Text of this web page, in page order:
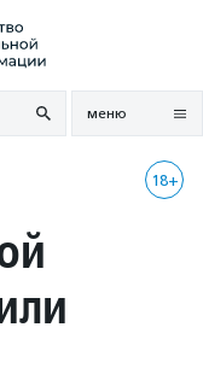
меню
18+